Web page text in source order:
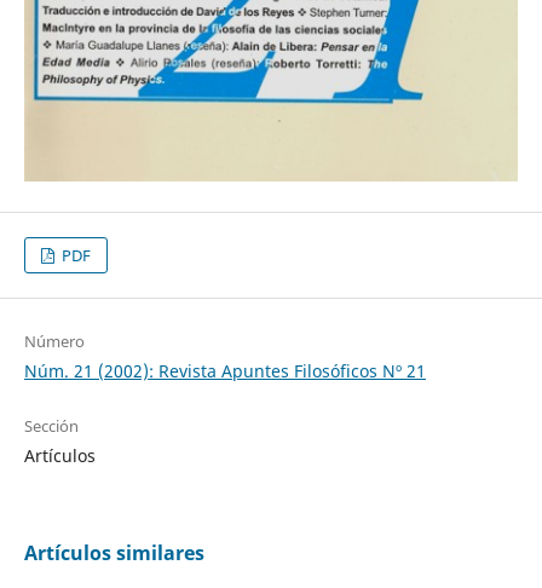
PDF
Número
Núm. 21 (2002): Revista Apuntes Filosóficos Nº 21
Sección
Artículos
Artículos similares